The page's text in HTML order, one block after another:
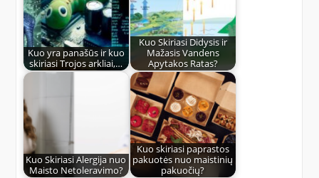
Kuo yra panašūs ir kuo
skiriasi Trojos arkliai,…
Kuo Skiriasi Didysis ir
Mažasis Vandens
Apytakos Ratas?
Kuo Skiriasi Alergija nuo
Maisto Netoleravimo?
Kuo skiriasi paprastos
pakuotės nuo maistinių
pakuočių?